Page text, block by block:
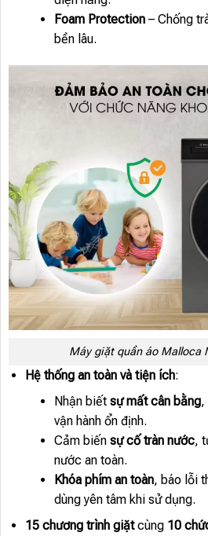
Foam Protection– Chống
bền lâu.
Máy giặt quần áo Malloca
Hệ thống an toàn và tiện ích:
Nhận biết sự mất cân bằng,
vận hành ổn định.
Cảm biến sự cố tràn nước,
nước an toàn.
Khóa phím an toàn, báo lỗi
dùng yên tâm khi sử dụng.
15 chương trình giặtcùng 10